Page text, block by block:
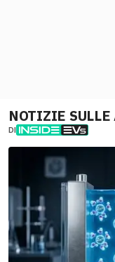
NOTIZIE
DI